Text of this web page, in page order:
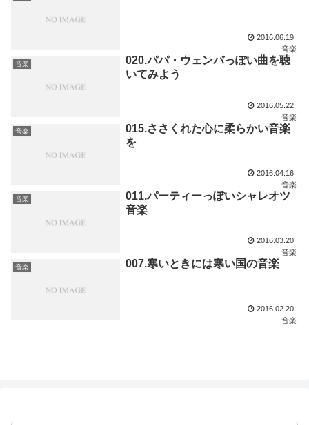
2016.06.19
音楽
音楽
020.パパ・ウェンバっぽい曲を聴
いてみよう
2016.05.22
音楽
音楽
015.ささくれた心に柔らかい音楽
を
2016.04.16
音楽
音楽
011.パーティーっぽいシャレオツ
音楽
2016.03.20
音楽
音楽 007.寒いときには寒い国の音楽
2016.02.20
音楽